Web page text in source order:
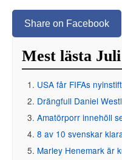
Share on Facebook
Mest lästa Juli
USA får FIFAs
Drängfull Daniel
Amatörporr innehöll
8 av 10 svenskar
Marley Henemark är